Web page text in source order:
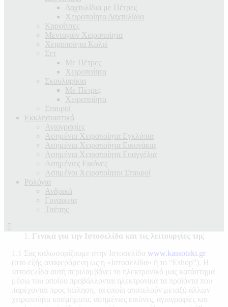
Δαχτυλίδια με Πέτρες
Χειροποίητα Δαχτυλίδια
Καρφίτσες
Μενταγιόν Χειροποίητα
Χειροποίητα Κολιέ
Σετ
Με Πέτρες
Χειροποίητα
Σκουλαρίκια
Με Πέτρες
Χειροποίητα
Σταυροί
Εκκλησιαστικά
Αγιογραφίες
Ασημένια Χειροποίητα Εγκλόπια
Ασημένια Χειροποίητα Εικονάκια
Ασημένια Χειροποίητα Ευαγγέλια
Ασημένιες Εικόνες
Ασημένοι Χειροποίητοι Σταυροί
Ρολόγια
Ανδρικά
Γυναικεία
Τσέπης
Γενικά για την Ιστοσελίδα και τις λειτουργίες της
1.1 Σας καλωσορίζουμε στην Ιστοσελίδα www.kassotaki.gr
(στο εξής αναφερόμενη ως η «Ιστοσελίδα» ή το “Eshop”). H
Ιστοσελίδα αυτή περιλαμβάνει το ηλεκτρονικό μας κατάστημα
μέσω του οποίου προβάλλονται ηλεκτρονικά τα προϊόντα που
παρέχονται προς πώληση, τα οποία αποτελούν μεταξύ άλλων
χειροποίητα κοσμήματα, ασημένιες εικόνες, αγιογραφίες και